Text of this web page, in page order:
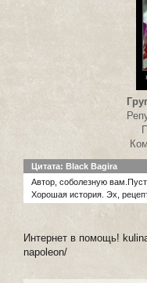
Цитата: Black Bagira
Автор, соболезную
Хорошая история. Эх,
Интернет в помощь!
napoleon/